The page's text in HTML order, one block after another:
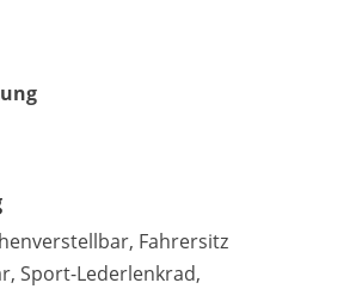
Fahrersitz
Sport-Lederlenkrad,